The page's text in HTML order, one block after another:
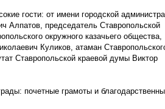
гости: от имени городской
Алпатов, председатель Ставропольской
окружного казачьего общества,
Куликов, атаман
Ставропольской краевой думы Виктор
почетные грамоты и